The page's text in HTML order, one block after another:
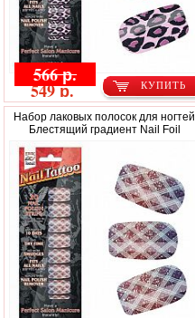
КУПИТЬ
566 р.
549 р.
Набор лаковых полосок для ногтей
Блестящий градиент Nail Foil